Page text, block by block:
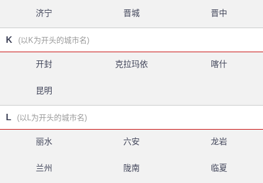
济宁 晋城 晋中
K (以K为开头的城市名)
开封 克拉玛依 喀什
昆明
L (以L为开头的城市名)
丽水 六安 龙岩
兰州 陇南 临夏